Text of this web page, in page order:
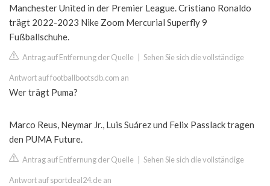
Manchester United in der Premier League. Cristiano Ronaldo
trägt 2022-2023 Nike Zoom Mercurial Superfly 9
Fußballschuhe.
Antrag auf Entfernung der Quelle Sehen Sie sich die vollständige
Antwort auf footballbootsdb.com an
Wer trägt Puma?
Marco Reus, Neymar Jr., Luis Suárez und Felix Passlack tragen
den PUMA Future.
Antrag auf Entfernung der Quelle Sehen Sie sich die vollständige
Antwort auf sportdeal24.de an